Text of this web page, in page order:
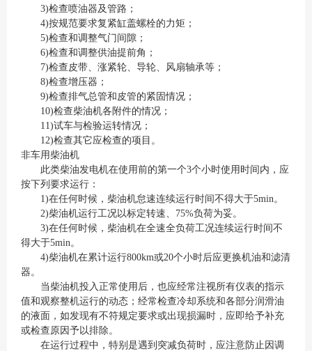
3)检查喷油器及管路；
4)按规范要求复紧缸盖螺栓的力矩；
5)检查和调整气门间隙；
6)检查和调整供油提前角；
7)检查皮带、涨紧轮、导轮、风扇轴承等；
8)检查增压器；
9)检查排气总管和皮管的紧固情况；
10)检查柴油机各附件的情况；
11)试车与检验运转情况；
12)检查其它应检查的项目。
非车用柴油机
此类柴油发电机在使用前的第一个3个小时使用时间内，应
按下列要求运行：
1)在任何时候，柴油机怠速连续运行时间不得大于5min。
2)柴油机运行工况以标定转速、75%负荷为妥。
3)在任何时候，柴油机在全速全负荷工况连续运行时间不
得大于5min。
4)柴油机在累计运行800km或20个小时后应更换机油和滤清
器。
当柴油机投入正常使用后，也应经常注视所有仪表的指示
值和观察整机运行的动态；经常检查冷却系统和各部分润滑油
的液面，如发现有不符规定要求或出现损漏时，应即给予补充
或检查原因予以排除。
在运行过程中，特别是遇到突减负荷时，应注意防止因调